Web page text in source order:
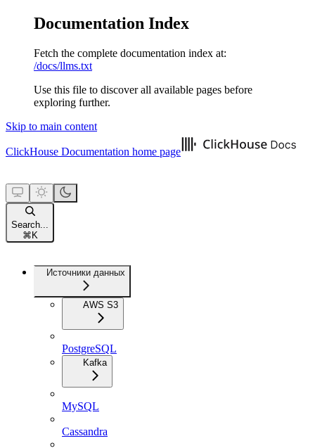
Documentation Index
Fetch the complete documentation index at:
/docs/llms.txt
Use this file to discover all available pages before
exploring further.
Skip to main content
ClickHouse Documentation home page
Search...
⌘ K
Источники данных
AWS S3
PostgreSQL
Kafka
MySQL
Cassandra